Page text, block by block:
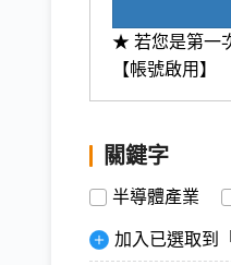
★ 若您是第一
【帳號啟用】
關鍵字
半導體產業
加入已選取到